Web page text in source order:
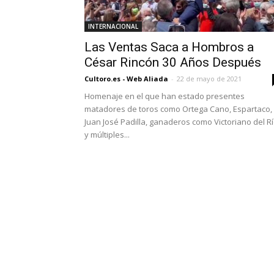
INTERNACIONAL
Las Ventas Saca a Hombros a
César Rincón 30 Años Después
Cultoro.es - Web Aliada - 22 de mayo de 2021
Homenaje en el que han estado presentes
matadores de toros como Ortega Cano, Espartaco,
Juan José Padilla, ganaderos como Victoriano del
y múltiples...